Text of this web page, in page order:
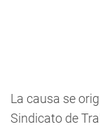
La causa se
Sindicato de